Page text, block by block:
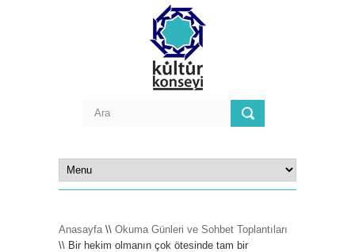
Anasayfa\\ Okuma Günleri ve Sohbet Toplantıları
\\ Bir hekim olmanın çok ötesinde tam bir